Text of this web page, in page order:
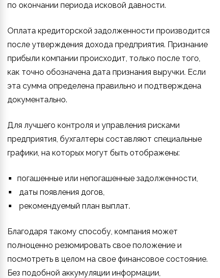
по окончании периода исковой давности.
Оплата кредиторской задолженности производится
после утверждения дохода предприятия. Признание
прибыли компании происходит, только после того,
как точно обозначена дата признания выручки. Если
эта сумма определена правильно и подтверждена
документально.
Для лучшего контроля и управления рисками
предприятия, бухгалтеры составляют специальные
графики, на которых могут быть отображены:
погашенные или непогашенные задолженности,
даты появления догов,
рекомендуемый план выплат.
Благодаря такому способу, компания может
полноценно резюмировать свое положение и
посмотреть в целом на свое финансовое состояние.
Без подобной аккумуляции информации,